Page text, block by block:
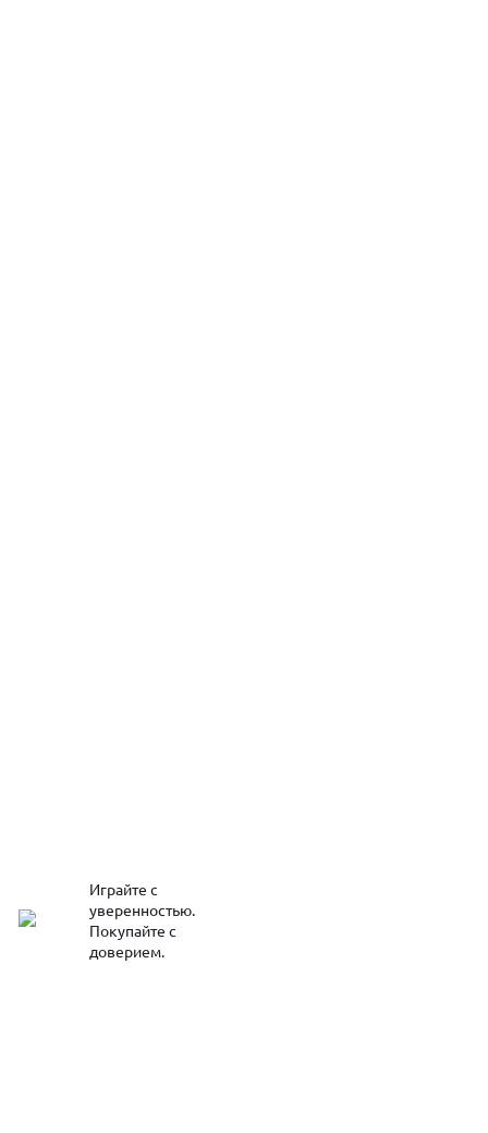
Играйте с
уверенностью.
Покупайте с
доверием.